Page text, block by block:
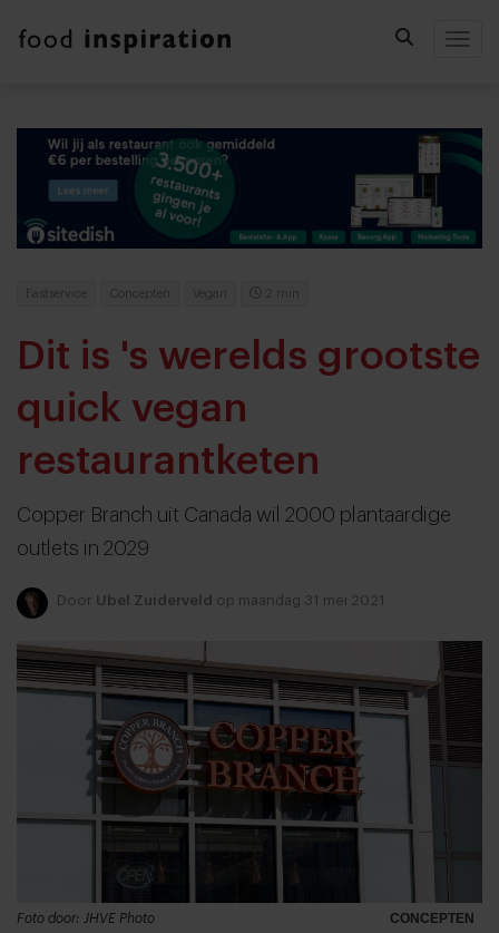
Fastservice Concepten Vegan 2 min
Dit is 's werelds grootste
quick vegan
restaurantketen
Copper Branch uit Canada wil 2000 plantaardige
outlets in 2029
Door Ubel Zuiderveld op maandag 31 mei 2021
CONCEPTEN
Foto door: JHVE Photo